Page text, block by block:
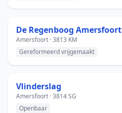
De Regenboog Amersfoort
Amersfoort · 3813 KM
Gereformeerd vrijgemaakt
Vlinderslag
Amersfoort · 3814 SG
Openbaar